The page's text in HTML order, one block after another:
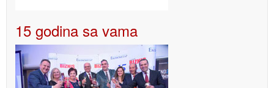
15 godina sa vama